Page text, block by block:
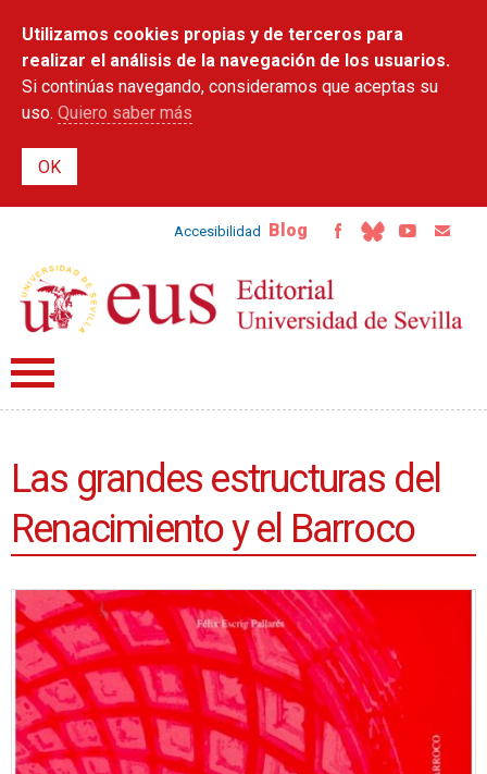
contenido
principal
Utilizamos cookies propias y de terceros para
realizar el análisis de la navegación de los usuarios.
Si continúas navegando, consideramos que aceptas su
uso. Quiero saber más
Accesibilidad Blog
Las grandes estructuras del
Renacimiento y el Barroco